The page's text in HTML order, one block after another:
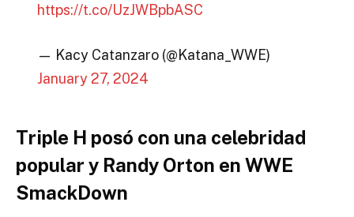
https://t.co/UzJWBpbASC
— Kacy Catanzaro (@Katana_WWE)
January 27, 2024
Triple H posó con una celebridad
popular y Randy Orton en WWE
SmackDown